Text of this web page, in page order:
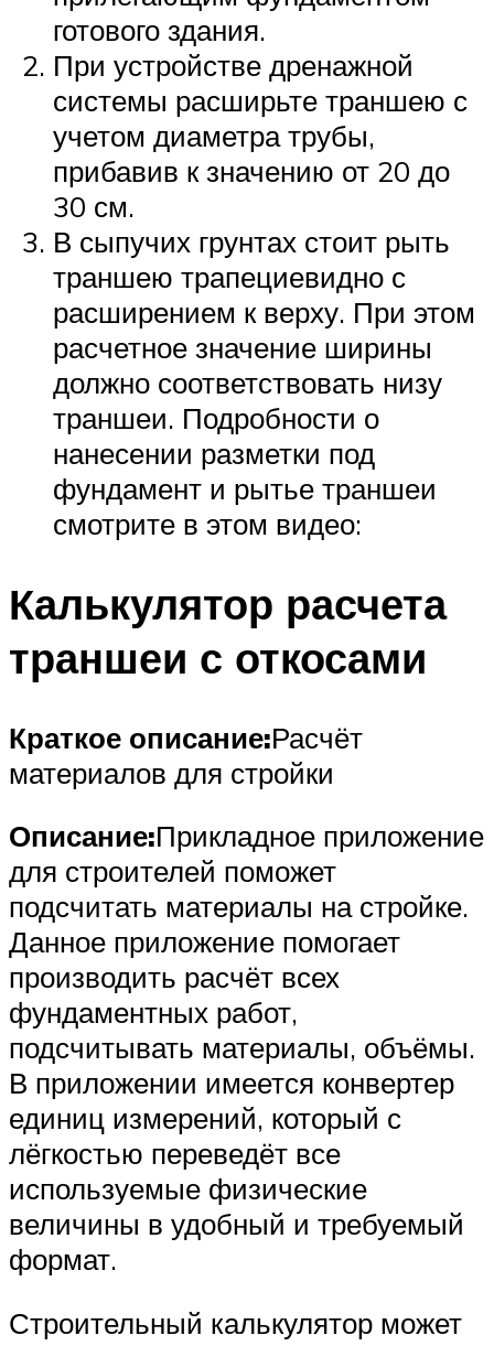
готового здания.
При устройстве дренажной
системы расширьте траншею с
учетом диаметра трубы,
прибавив к значению от 20 до
30 см.
В сыпучих грунтах стоит рыть
траншею трапециевидно с
расширением к верху. При этом
расчетное значение ширины
должно соответствовать низу
траншеи. Подробности о
нанесении разметки под
фундамент и рытье траншеи
смотрите в этом видео:
Калькулятор расчета
траншеи с откосами
Краткое описание:Расчёт
материалов для стройки
Описание:Прикладное приложение
для строителей поможет
подсчитать материалы на стройке.
Данное приложение помогает
производить расчёт всех
фундаментных работ,
подсчитывать материалы, объёмы.
В приложении имеется конвертер
единиц измерений, который с
лёгкостью переведёт все
используемые физические
величины в удобный и требуемый
формат.
Строительный калькулятор может